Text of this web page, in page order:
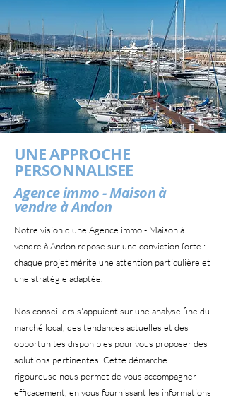
UNE APPROCHE
PERSONNALISEE
Agence immo - Maison à
vendre à Andon
Notre vision d'une Agence immo - Maison à
vendre à Andon repose sur une conviction forte :
chaque projet mérite une attention particulière et
une stratégie adaptée.
Nos conseillers s'appuient sur une analyse fine du
marché local, des tendances actuelles et des
opportunités disponibles pour vous proposer des
solutions pertinentes. Cette démarche
rigoureuse nous permet de vous accompagner
efficacement, en vous fournissant les informations